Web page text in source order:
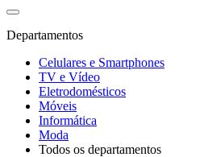
Departamentos
Celulares e Smartphones
TV e Vídeo
Eletrodomésticos
Móveis
Informática
Moda
Todos os departamentos